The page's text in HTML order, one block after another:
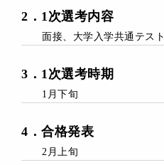
2 ．1次選考内容
面接、大学入学共通テスト
3 ． 1次選考時期
1月下旬
4 ． 合格発表
2月上旬